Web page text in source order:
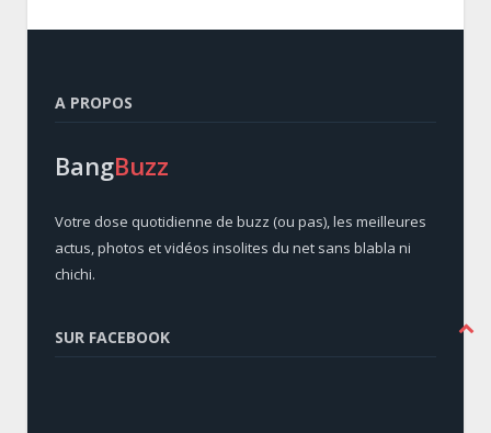
A PROPOS
BangBuzz
Votre dose quotidienne de buzz (ou pas), les meilleures
actus, photos et vidéos insolites du net sans blabla ni
chichi.
SUR FACEBOOK